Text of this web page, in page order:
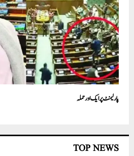
پارلیمنٹ پر ایک اور حملہ
TOP NEWS